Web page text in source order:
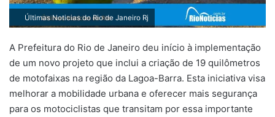
Últimas Noticias do Rio de Janeiro Rj
A Prefeitura do Rio de Janeiro deu início à implementação
de um novo projeto que inclui a criação de 19 quilômetros
de motofaixas na região da Lagoa-Barra. Esta iniciativa visa
melhorar a mobilidade urbana e oferecer mais segurança
para os motociclistas que transitam por essa importante